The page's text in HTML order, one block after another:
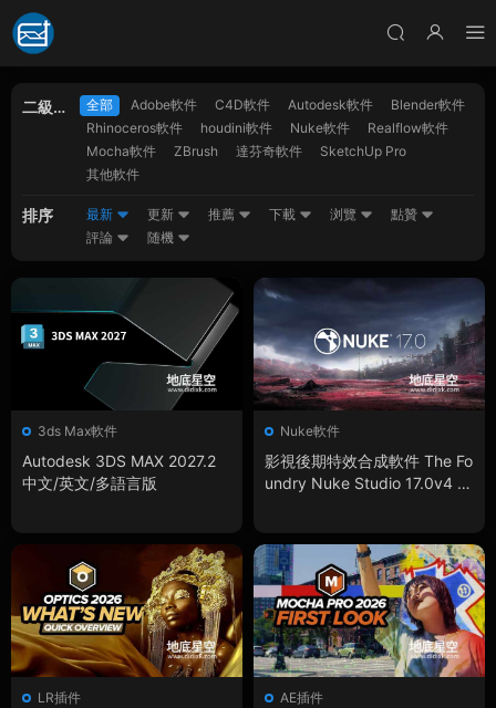
二級分
全部 Adobe軟件 C4D軟件 Autodesk軟件
Blender軟件
Rhinoceros軟件
houdini軟件 Nuke軟件
Realflow軟件
Mocha軟件
ZBrush 達芬奇軟件
SketchUp Pro
其他軟件
排序 最新 更新 推薦 下載 浏覽
點贊
評論
随機
3ds Max軟件
Autodesk 3DS MAX 2027.2
中文/英文/多語言版
Nuke軟件
影視後期特效合成軟件 The Fo
undry Nuke Studio 17.0v4 W
LR插件 AE插件